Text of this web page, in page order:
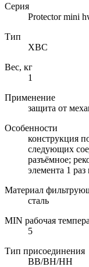
Серия
Protector mini
Тип
ХВС
Вес, кг
1
Применение
защита от
Особенности
конструкция
следующих
разъёмное;
элемента 1 раз
Материал
сталь
MIN рабочая
5
Тип присоединения
ВВ/ВН/НН